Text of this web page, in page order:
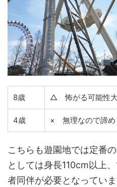
8歳 △ 怖がる可能性大
4歳 × 無理なので諦め
こちらも遊園地では定番
としては身長110cm以上
者同伴が必要となっていま